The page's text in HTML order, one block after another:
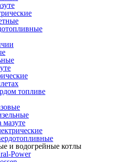
топливе
мазуте
и водогрейные котлы
Power